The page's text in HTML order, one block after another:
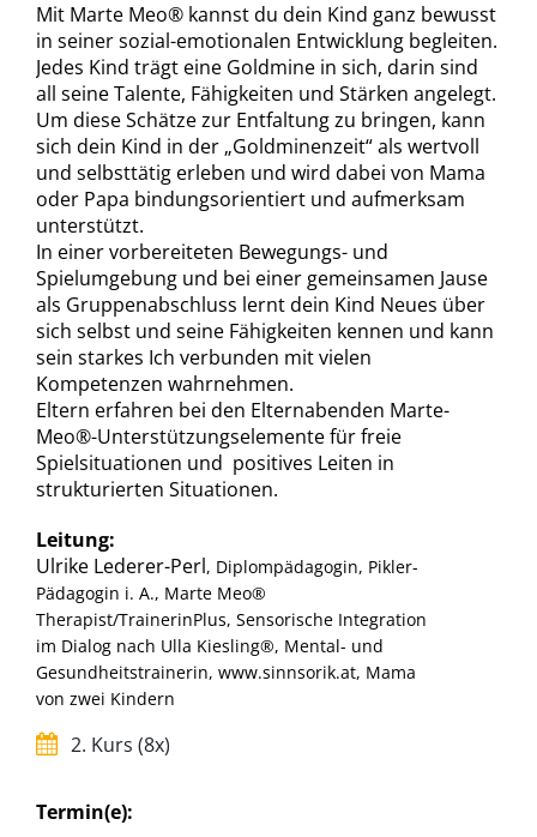
Mit Marte Meo® kannst du dein Kind ganz bewusst
in seiner sozial-emotionalen Entwicklung begleiten.
Jedes Kind trägt eine Goldmine in sich, darin sind
all seine Talente, Fähigkeiten und Stärken angelegt.
Um diese Schätze zur Entfaltung zu bringen, kann
sich dein Kind in der „Goldminenzeit“ als wertvoll
und selbsttätig erleben und wird dabei von Mama
oder Papa bindungsorientiert und aufmerksam
unterstützt.
In einer vorbereiteten Bewegungs- und
Spielumgebung und bei einer gemeinsamen Jause
als Gruppenabschluss lernt dein Kind Neues über
sich selbst und seine Fähigkeiten kennen und kann
sein starkes Ich verbunden mit vielen
Kompetenzen wahrnehmen.
Eltern erfahren bei den Elternabenden Marte-
Meo®-Unterstützungselemente für freie
Spielsituationen und positives Leiten in
strukturierten Situationen.
Leitung:
Ulrike Lederer-Perl, Diplompädagogin, Pikler-
Pädagogin i. A., Marte Meo®
Therapist/TrainerinPlus, Sensorische Integration
im Dialog nach Ulla Kiesling®, Mental- und
Gesundheitstrainerin, www.sinnsorik.at, Mama
von zwei Kindern
2. Kurs (8x)
Termin(e):